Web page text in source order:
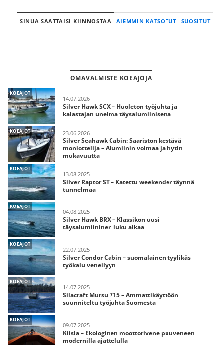
SINUA SAATTAISI KIINNOSTAA AIEMMIN KATSOTUT SUOSITUT
OMAVALMISTE KOEAJOJA
KOEAJOT
14.07.2026
Silver Hawk SCX – Huoleton työjuhta ja
kalastajan unelma täysalumiinisena
KOEAJOT 23.06.2026
Silver Seahawk Cabin: Saariston kestävä
moniottelija – Alumiinin voimaa ja hytin
mukavuutta
KOEAJOT
13.08.2025
Silver Raptor ST – Katettu weekender täynnä
tunnelmaa
KOEAJOT
04.08.2025
Silver Hawk BRX – Klassikon uusi
täysalumiininen luku alkaa
KOEAJOT
22.07.2025
Silver Condor Cabin – suomalainen tyylikäs
työkalu veneilyyn
KOEAJOT
14.07.2025
Silacraft Mursu 715 – Ammattikäyttöön
suunniteltu työjuhta Suomesta
KOEAJOT
09.07.2025
Kiisla – Ekologinen moottorivene puuveneen
modernilla ajattelulla